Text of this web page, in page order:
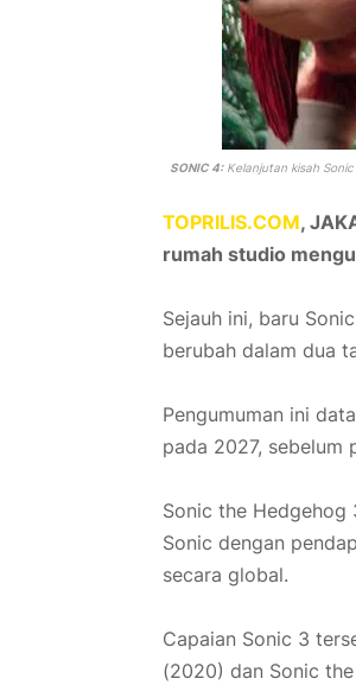
SONIC 4:Kelanjutan kisah
TOPRILIS.COM,
rumah studio
Sejauh ini, baru
berubah dalam dua
Pengumuman ini
pada 2027, sebelum
Sonic the Hedgehog
Sonic dengan
secara global.
Capaian Sonic 3
(2020) dan Sonic